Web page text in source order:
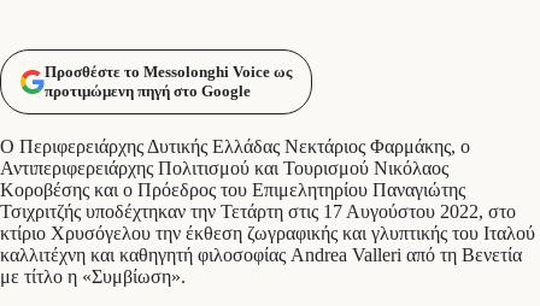
Προσθέστε το Messolonghi Voice ως
προτιμώμενη πηγή στο Google
Ο Περιφερειάρχης Δυτικής Ελλάδας Νεκτάριος Φαρμάκης, ο
Αντιπεριφερειάρχης Πολιτισμού και Τουρισμού Νικόλαος
Κοροβέσης και ο Πρόεδρος του Επιμελητηρίου Παναγιώτης
Τσιχριτζής υποδέχτηκαν την Τετάρτη στις 17 Αυγούστου 2022, στο
κτίριο Χρυσόγελου την έκθεση ζωγραφικής και γλυπτικής του Ιταλού
καλλιτέχνη και καθηγητή φιλοσοφίας Andrea Valleri από τη Βενετία
με τίτλο η «Συμβίωση».